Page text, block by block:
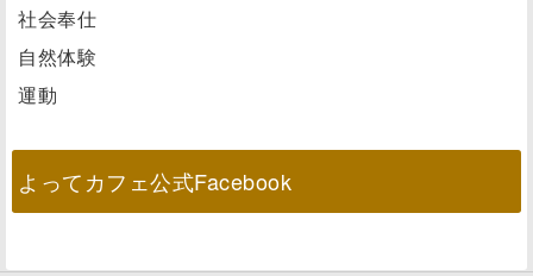
社会奉仕
自然体験
運動
よってカフェ公式Facebook